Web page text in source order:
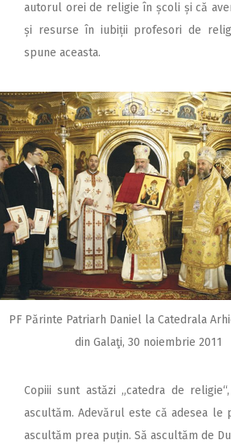
autorul orei de religie în școli și că
și resurse în iubiții profesori de
spune aceasta.
PF Părinte Patriarh Daniel la Catedrala
din Galaţi, 30 noiembrie 2011
Copiii sunt astăzi „catedra de
ascultăm. Adevărul este că adesea le
ascultăm prea puțin. Să ascultăm de